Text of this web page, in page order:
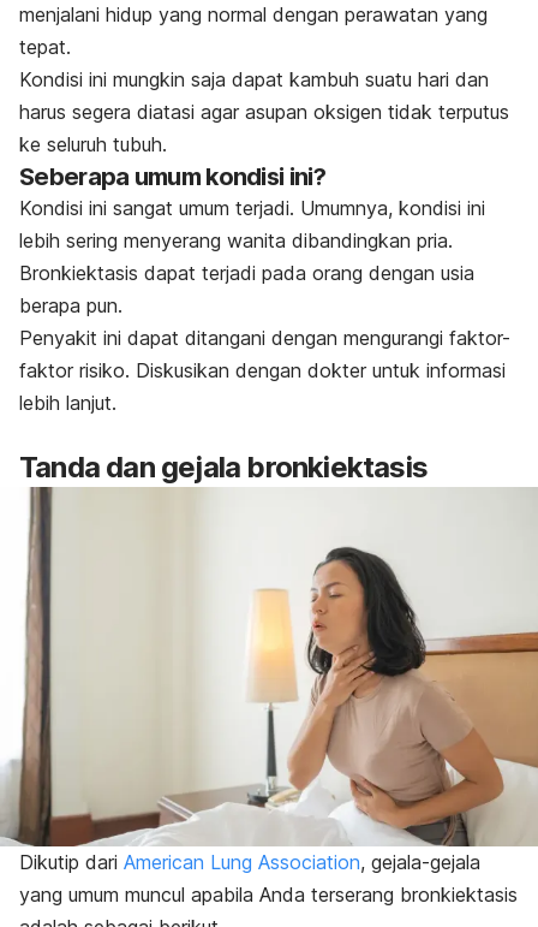
menjalani hidup yang normal dengan perawatan yang
tepat.
Kondisi ini mungkin saja dapat kambuh suatu hari dan
harus segera diatasi agar asupan oksigen tidak terputus
ke seluruh tubuh.
Seberapa umum kondisi ini?
Kondisi ini sangat umum terjadi. Umumnya, kondisi ini
lebih sering menyerang wanita dibandingkan pria.
Bronkiektasis dapat terjadi pada orang dengan usia
berapa pun.
Penyakit ini dapat ditangani dengan mengurangi faktor-
faktor risiko. Diskusikan dengan dokter untuk informasi
lebih lanjut.
Tanda dan gejala bronkiektasis
Dikutip dari American Lung Association, gejala-gejala
yang umum muncul apabila Anda terserang bronkiektasis